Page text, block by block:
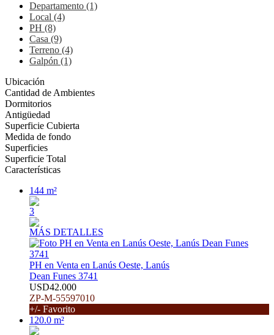
Departamento (1)
Local (4)
PH (8)
Casa (9)
Terreno (4)
Galpón (1)
Ubicación
Cantidad de Ambientes
Dormitorios
Antigüedad
Superficie Cubierta
Medida de fondo
Superficies
Superficie Total
Características
144 m²
3
MÁS DETALLES
PH en Venta en Lanús Oeste, Lanús
Dean Funes 3741
USD42.000
ZP-M-55597010
+/- Favorito
120.0 m²